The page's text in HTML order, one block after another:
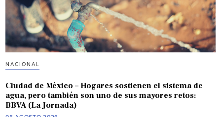
NACIONAL
Ciudad de México – Hogares sostienen el sistema de
agua, pero también son uno de sus mayores retos:
BBVA (La Jornada)